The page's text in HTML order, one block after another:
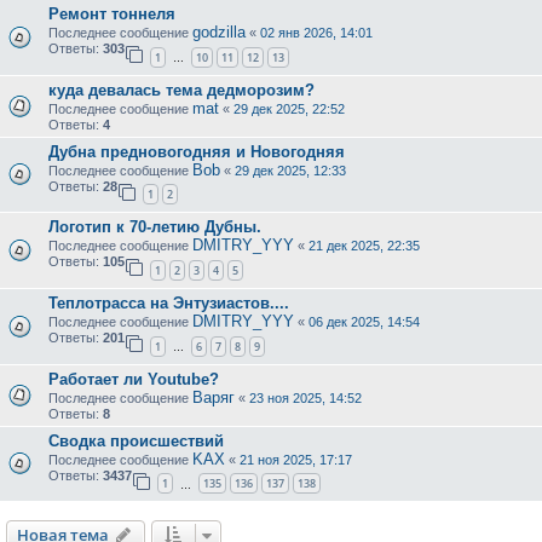
Ремонт тоннеля
Последнее сообщение godzilla « 02 янв 2026, 14:01
Ответы: 303
1 … 10 11 12 13
куда девалась тема дедморозим?
Последнее сообщение mat « 29 дек 2025, 22:52
Ответы: 4
Дубна предновогодняя и Новогодняя
Последнее сообщение Bob « 29 дек 2025, 12:33
Ответы: 28
1 2
Логотип к 70-летию Дубны.
Последнее сообщение DMITRY_YYY « 21 дек 2025, 22:35
Ответы: 105
1 2 3 4 5
Теплотрасса на Энтузиастов....
Последнее сообщение DMITRY_YYY « 06 дек 2025, 14:54
Ответы: 201
1 … 6 7 8 9
Работает ли Youtube?
Последнее сообщение Варяг « 23 ноя 2025, 14:52
Ответы: 8
Сводка происшествий
Последнее сообщение KAX « 21 ноя 2025, 17:17
Ответы: 3437
1 135 136 137 138
Новая тема